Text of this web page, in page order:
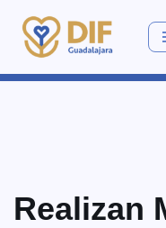
Saltar
Realizan